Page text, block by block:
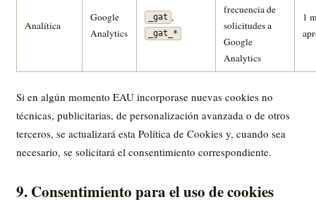
Analítica
Google
Analytics
_gat ,
_gat_*
frecuencia de
solicitudes a
Google
Analytics
1
Si en algún momento EAU incorporase nuevas cookies no
técnicas, publicitarias, de personalización avanzada o de otros
terceros, se actualizará esta Política de Cookies y, cuando sea
necesario, se solicitará el consentimiento correspondiente.
9. Consentimiento para el uso de cookies